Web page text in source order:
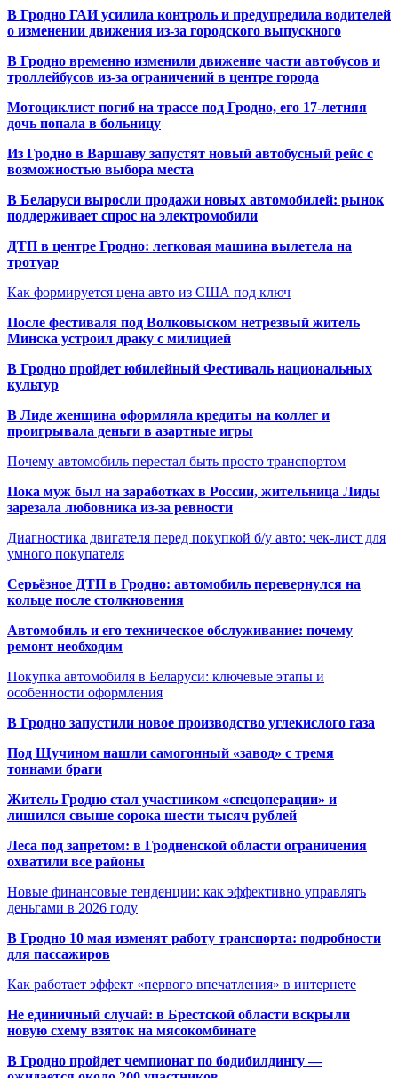
В Гродно ГАИ усилила контроль и предупредила водителей
о изменении движения из-за городского выпускного
В Гродно временно изменили движение части автобусов и
троллейбусов из-за ограничений в центре города
Мотоциклист погиб на трассе под Гродно, его 17-летняя
дочь попала в больницу
Из Гродно в Варшаву запустят новый автобусный рейс с
возможностью выбора места
В Беларуси выросли продажи новых автомобилей: рынок
поддерживает спрос на электромобили
ДТП в центре Гродно: легковая машина вылетела на
тротуар
Как формируется цена авто из США под ключ
После фестиваля под Волковыском нетрезвый житель
Минска устроил драку с милицией
В Гродно пройдет юбилейный Фестиваль национальных
культур
В Лиде женщина оформляла кредиты на коллег и
проигрывала деньги в азартные игры
Почему автомобиль перестал быть просто транспортом
Пока муж был на заработках в России, жительница Лиды
зарезала любовника из-за ревности
Диагностика двигателя перед покупкой б/у авто: чек-лист для
умного покупателя
Серьёзное ДТП в Гродно: автомобиль перевернулся на
кольце после столкновения
Автомобиль и его техническое обслуживание: почему
ремонт необходим
Покупка автомобиля в Беларуси: ключевые этапы и
особенности оформления
В Гродно запустили новое производство углекислого газа
Под Щучином нашли самогонный «завод» с тремя
тоннами браги
Житель Гродно стал участником «спецоперации» и
лишился свыше сорока шести тысяч рублей
Леса под запретом: в Гродненской области ограничения
охватили все районы
Новые финансовые тенденции: как эффективно управлять
деньгами в 2026 году
В Гродно 10 мая изменят работу транспорта: подробности
для пассажиров
Как работает эффект «первого впечатления» в интернете
Не единичный случай: в Брестской области вскрыли
новую схему взяток на мясокомбинате
В Гродно пройдет чемпионат по бодибилдингу —